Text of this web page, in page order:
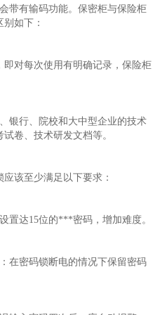
带有输码功能。保密柜与保险柜
如下：
即对每次使用有明确记录，保险柜
银行、院校和大中型企业的技术
卷、技术研发文档等。
该至少满足以下要求：
达15位的***密码，增加难度。
密码锁断电的情况下保留密码